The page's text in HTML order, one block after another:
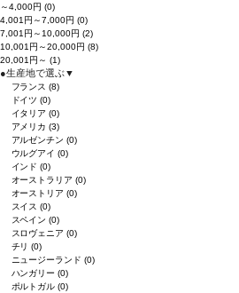
～4,000円 (0)
4,001円～7,000円 (0)
7,001円～10,000円 (2)
10,001円～20,000円 (8)
20,001円～ (1)
●生産地で選ぶ▼
フランス(8)
ドイツ(0)
イタリア(0)
アメリカ(3)
アルゼンチン(0)
ウルグアイ(0)
インド(0)
オーストラリア(0)
オーストリア(0)
スイス(0)
スペイン(0)
スロヴェニア(0)
チリ(0)
ニュージーランド(0)
ハンガリー(0)
ポルトガル(0)